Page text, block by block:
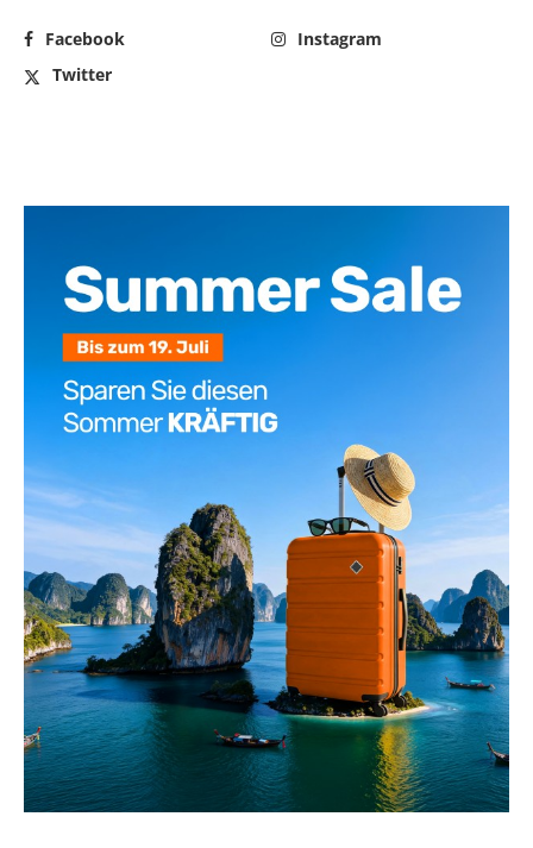
Facebook
Instagram
Twitter